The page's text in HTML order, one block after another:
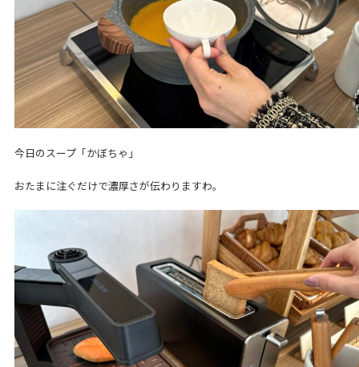
今日のスープ「かぼちゃ」
おたまに注ぐだけで濃厚さが伝わりますわ。